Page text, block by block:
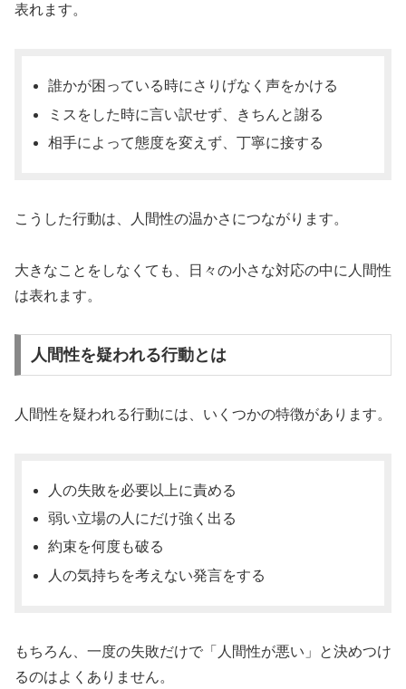
表れます。
誰かが困っている時にさりげなく声をかける
ミスをした時に言い訳せず、きちんと謝る
相手によって態度を変えず、丁寧に接する
こうした行動は、人間性の温かさにつながります。
大きなことをしなくても、日々の小さな対応の中に人間性
は表れます。
人間性を疑われる行動とは
人間性を疑われる行動には、いくつかの特徴があります。
人の失敗を必要以上に責める
弱い立場の人にだけ強く出る
約束を何度も破る
人の気持ちを考えない発言をする
もちろん、一度の失敗だけで「人間性が悪い」と決めつけ
るのはよくありません。